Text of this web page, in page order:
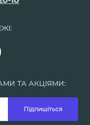
ТА АКЦІЯМИ:
Підпишіться